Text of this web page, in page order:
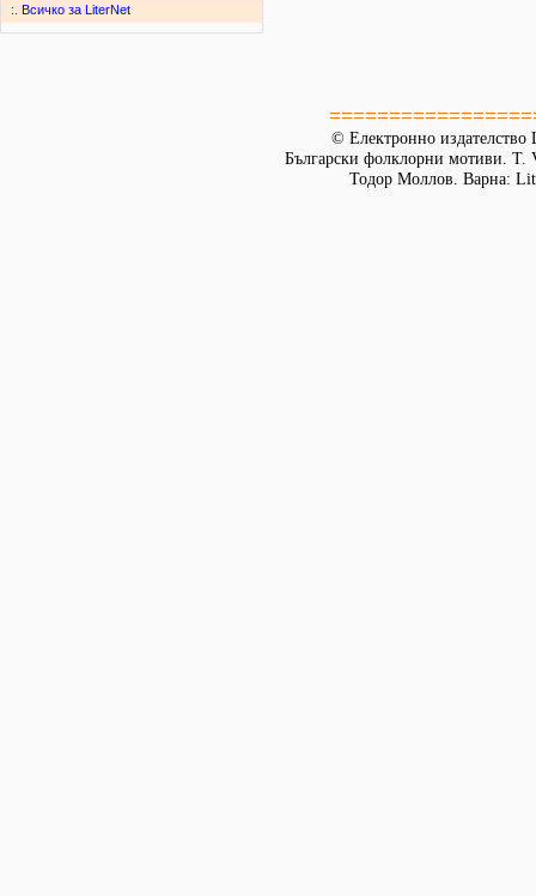
:. Всичко за LiterNet
© Електронно издателство
Български фолклорни мотиви.
Тодор Моллов. Варна: